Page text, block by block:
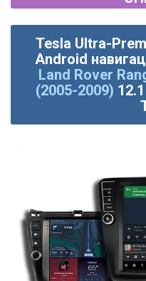
Tesla Ultra-
Android
Land Rover
(2005-2009)